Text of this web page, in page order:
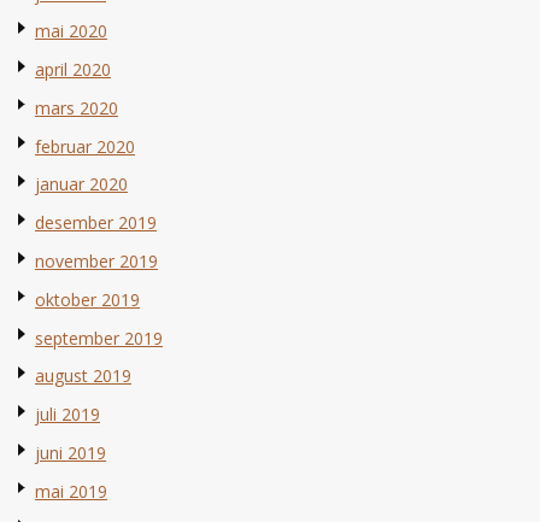
mai 2020
april 2020
mars 2020
februar 2020
januar 2020
desember 2019
november 2019
oktober 2019
september 2019
august 2019
juli 2019
juni 2019
mai 2019